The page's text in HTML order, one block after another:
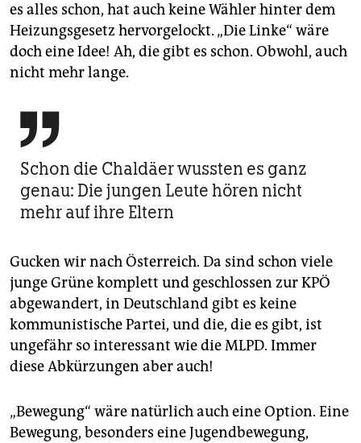
es alles schon, hat auch keine Wähler hinter dem
Heizungsgesetz hervorgelockt. „Die Linke“ wäre
doch eine Idee! Ah, die gibt es schon. Obwohl, auch
nicht mehr lange.

Schon die Chaldäer wussten es ganz
genau: Die jungen Leute hören nicht
mehr auf ihre Eltern
Gucken wir nach Österreich. Da sind schon viele
junge Grüne komplett und geschlossen zur KPÖ
abgewandert, in Deutschland gibt es keine
kommunistische Partei, und die, die es gibt, ist
ungefähr so interessant wie die MLPD. Immer
diese Abkürzungen aber auch!
„Bewegung“ wäre natürlich auch eine Option. Eine
Bewegung, besonders eine Jugendbewegung,